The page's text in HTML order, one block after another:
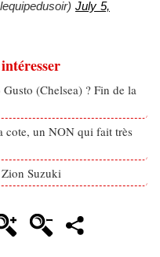
July 5,
(Chelsea) ? Fin de la
cote, un NON qui fait très
Zion Suzuki